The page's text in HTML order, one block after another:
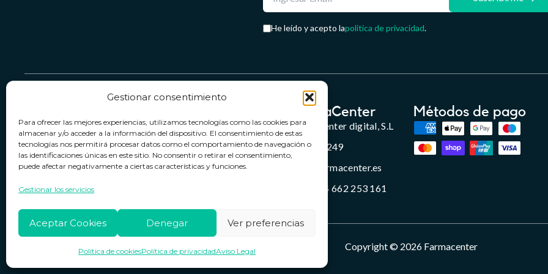
Gestionar consentimiento
Para ofrecer las mejores experiencias, utilizamos tecnologías como las cookies para
almacenar y/o acceder a la información del dispositivo. El consentimiento de estas
tecnologías nos permitirá procesar datos como el comportamiento de navegación o
las identificaciones únicas en este sitio. No consentir o retirar el consentimiento,
puede afectar negativamente a ciertas características y funciones.
Gestionar los servicios
Aceptar Cookies Denegar Ver preferencias
Política de cookiesPolítica de privacidadAviso Legal
He leído y acepto lapolítica de privacidad.
Contacto
Política de devoluciones
Horario de atención
Lun. a Vie.: 09:00h - 18:00h
Términos y condiciones
Política de privacidad
Política de cookies
FarmaCenter
Farmacenter digital, S.L
B24836249
info@farmacenter.es
Telf. +34 662 253 161
Métodos de pago
Copyright © 2026 Farmacenter